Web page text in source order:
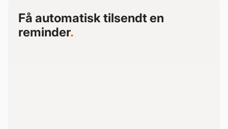
Få automatisk tilsendt en
reminder.